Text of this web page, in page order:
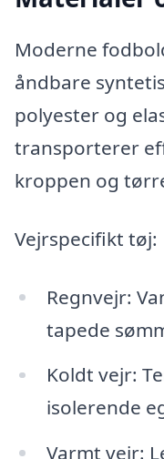
Moderne
åndbare
polyester og
transporterer
kroppen og
Vejrspecifikt tøj:
Regnvejr:
tapede
Koldt vejr:
isolerende
Varmt vejr: